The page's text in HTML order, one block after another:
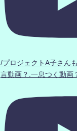
/プロジェクトA子さ
言動画？.一息つく動画